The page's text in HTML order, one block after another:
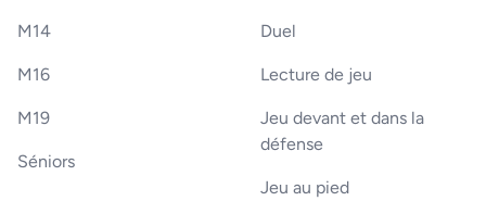
M14
M16
M19
Séniors
Duel
Lecture de jeu
Jeu devant et dans la
défense
Jeu au pied